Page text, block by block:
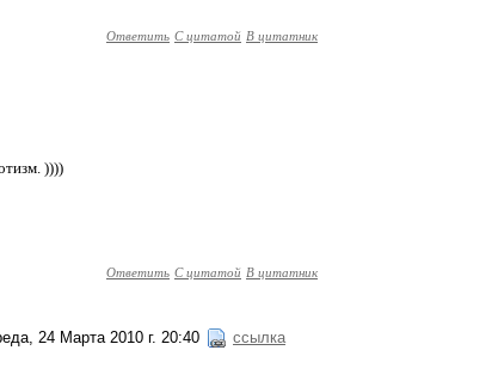
Ответить С цитатой В цитатник
))))
Ответить С цитатой В цитатник
24 Марта 2010 г. 20:40 ссылка